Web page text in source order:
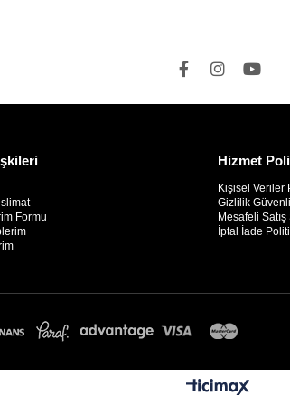
Formu
Hizmet
Kişisel Veriler
Gizlilik
Mesafeli
İptal İade